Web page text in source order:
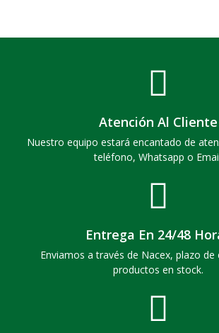
Atención Al Cliente
Nuestro equipo estará encantado de
teléfono, Whatsapp o
Entrega En 24/48
Enviamos a través de Nacex, plazo de
productos en stock.